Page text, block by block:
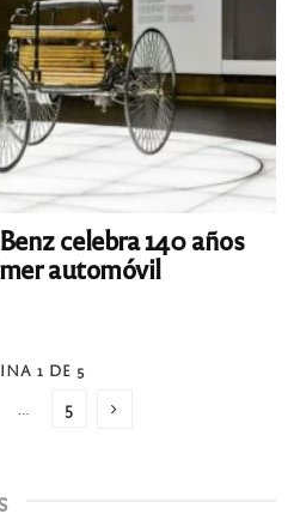
celebra 140 años
automóvil
1 DE 5
5